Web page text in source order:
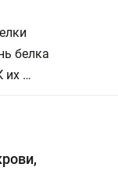
белка
их …